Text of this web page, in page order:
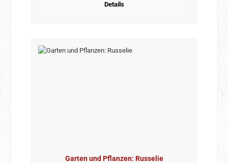
Details
Garten und Pflanzen: Russelie